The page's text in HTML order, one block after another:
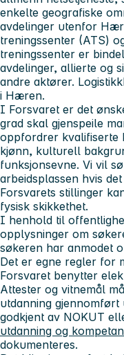
enkelte geografiske
avdelinger utenfor
treningssenter (ATS)
treningssenter er
avdelinger, allierte og
andre aktører.
i Hæren.
I Forsvaret er det
grad skal gjenspeile
oppfordrer kvalifiserte
kjønn, kulturell
funksjonsevne. Vi vil
arbeidsplassen hvis
Forsvarets stillinger
fysisk skikkethet.
I henhold til
opplysninger om
søkeren har anmodet
Det er egne regler for
Forsvaret benytter
Attester og vitnemål
utdanning
godkjent av NOKUT
utdanning og
dokumenteres.